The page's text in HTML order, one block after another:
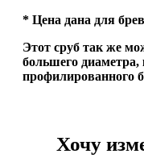
* Цена дана для
Этот сруб так же
большего диаметра,
профилированного
Хочу